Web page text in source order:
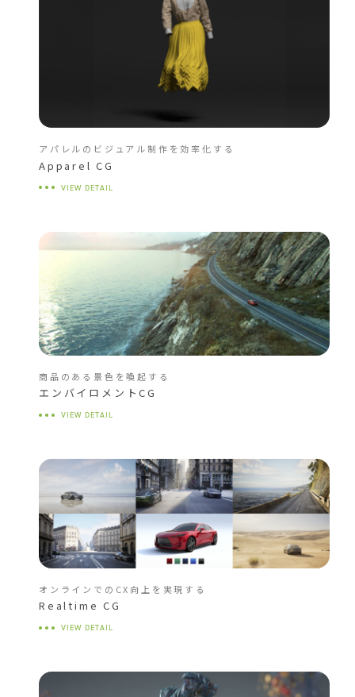
アパレルのビジュアル制作を効率化する
Apparel CG
VIEW DETAIL
商品のある景色を喚起する
エンバイロメントCG
VIEW DETAIL
オンラインでのCX向上を実現する
Realtime CG
VIEW DETAIL